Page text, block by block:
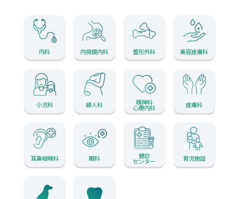
内科 内視鏡内科 整形外科 美容皮膚科
小児科 婦人科 精神科
心療内科 皮膚科
耳鼻咽喉科 眼科 健診
センター 育児施設